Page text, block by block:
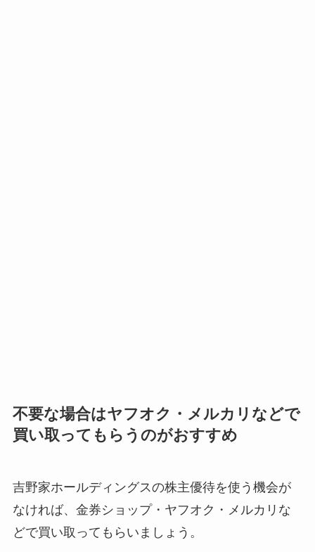
不要な場合はヤフオク・メルカリなどで
買い取ってもらうのがおすすめ
吉野家ホールディングスの株主優待を使う機会が
なければ、金券ショップ・ヤフオク・メルカリな
どで買い取ってもらいましょう。